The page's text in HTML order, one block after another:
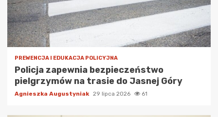
PREWENCJA I EDUKACJA POLICYJNA
Policja zapewnia bezpieczeństwo
pielgrzymów na trasie do Jasnej Góry
Agnieszka Augustyniak 29 lipca 2026 61